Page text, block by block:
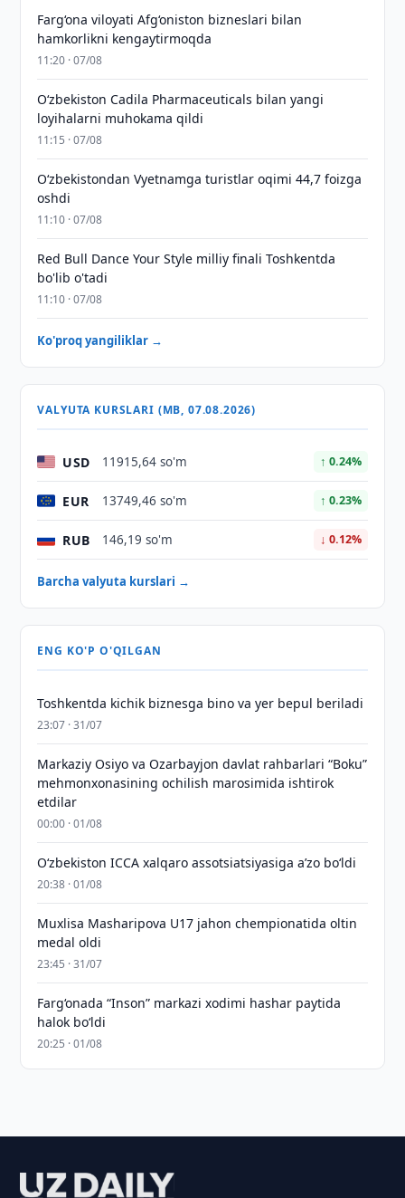
Farg‘ona viloyati Afg‘oniston bizneslari bilan
hamkorlikni kengaytirmoqda
11:20 · 07/08
Oʻzbekiston Cadila Pharmaceuticals bilan yangi
loyihalarni muhokama qildi
11:15 · 07/08
O‘zbekistondan Vyetnamga turistlar oqimi 44,7 foizga
oshdi
11:10 · 07/08
Red Bull Dance Your Style milliy finali Toshkentda
bo'lib o'tadi
11:10 · 07/08
Ko'proq yangiliklar →
VALYUTA KURSLARI (MB, 07.08.2026)
USD 11915,64 so'm ↑ 0.24%
EUR 13749,46 so'm ↑ 0.23%
RUB 146,19 so'm ↓ 0.12%
Barcha valyuta kurslari →
ENG KO'P O'QILGAN
Toshkentda kichik biznesga bino va yer bepul beriladi
23:07 · 31/07
Markaziy Osiyo va Ozarbayjon davlat rahbarlari “Boku”
mehmonxonasining ochilish marosimida ishtirok
etdilar
00:00 · 01/08
O‘zbekiston ICCA xalqaro assotsiatsiyasiga aʼzo bo‘ldi
20:38 · 01/08
Muxlisa Masharipova U17 jahon chempionatida oltin
medal oldi
23:45 · 31/07
Farg‘onada “Inson” markazi xodimi hashar paytida
halok bo‘ldi
20:25 · 01/08